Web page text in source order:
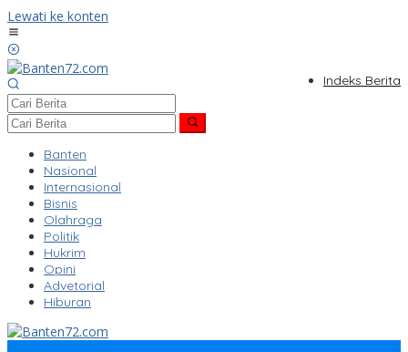
Lewati ke konten
Indeks Berita
Banten
Nasional
Internasional
Bisnis
Olahraga
Politik
Hukrim
Opini
Advetorial
Hiburan